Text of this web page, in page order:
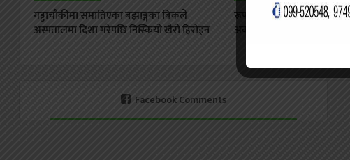
गड्डाचौकीमा समातिएका बझाङ्गका बिकले
अस्पतालमा दिशा गरेपछि निस्कियो खैरो हिरोइन
रूपान्तरणको दिशामा
अवसर, चुनौती र साझा जिम्मेवारी
Facebook Comments